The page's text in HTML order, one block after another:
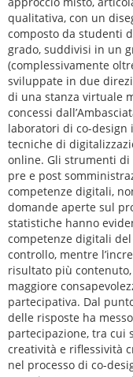
qualitativa, con un
composto da studenti
grado, suddivisi in un
(complessivamente
sviluppate in due
di una stanza virtuale
concessi
laboratori di co-
tecniche di
online. Gli strumenti
pre e post
competenze digitali,
domande aperte sul
statistiche hanno
competenze digitali
controllo, mentre
risultato più
maggiore
partecipativa. Dal
delle risposte ha
partecipazione, tra cui
creatività e riflessività
nel processo di co-